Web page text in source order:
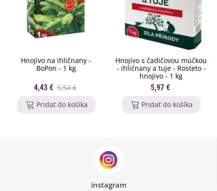
Hnojivo na ihličnany -
BoPon - 1 kg
4,43 € 5,54 €
Pridať do košíka
Hnojivo s čadičovou múčkou
- ihličnany a tuje - Rosteto -
hnojivo - 1 kg
5,97 €
Pridať do košíka
instagram